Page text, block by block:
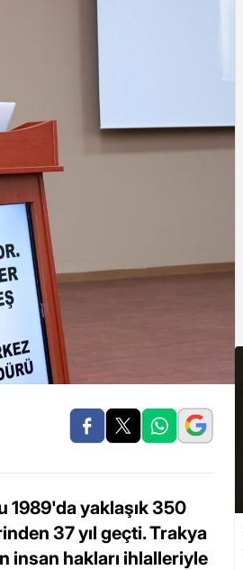
1989'da yaklaşık 350
37 yıl geçti. Trakya
insan hakları ihlalleriyle